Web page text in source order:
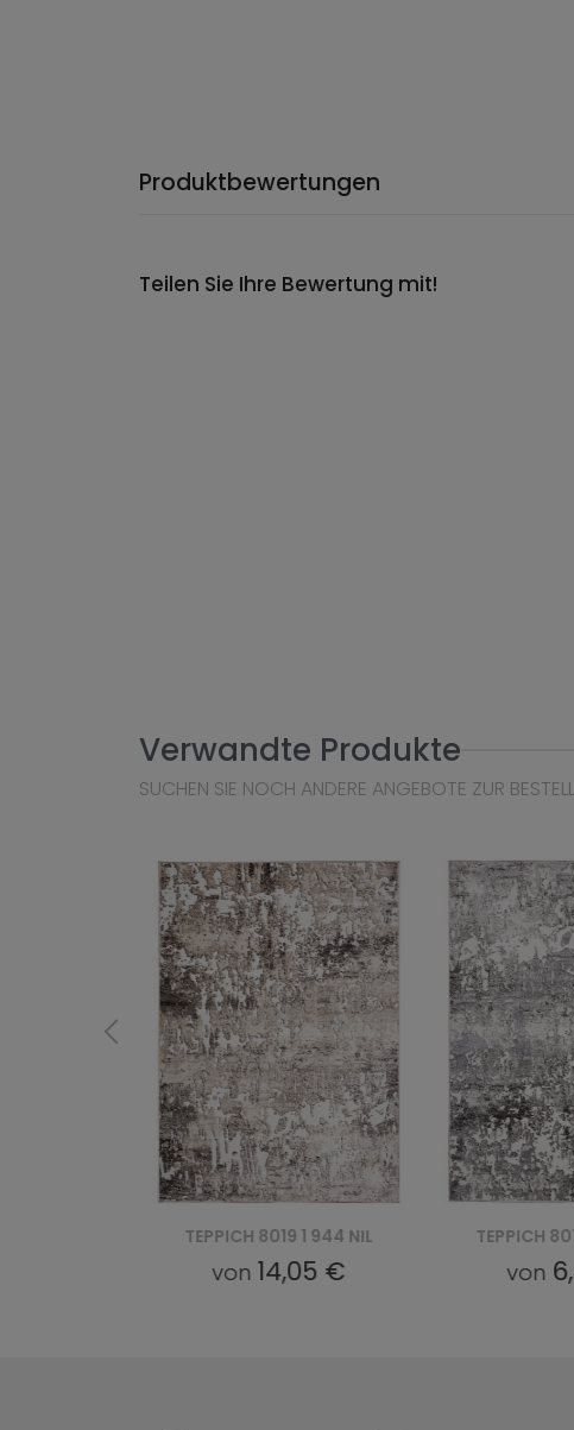
Produktbewertungen
Teilen Sie Ihre Bewertung mit!
Verwandte Produkte
SUCHEN SIE NOCH ANDERE ANGEBOTE ZUR
TEPPICH 8019 1 944 NIL
von14,05 €
TEPPICH
von